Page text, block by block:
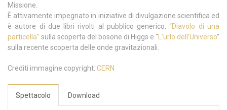
Missione.
È attivamente impegnato in iniziative di divulgazione scientifica ed
è autore di due libri rivolti al pubblico generico,“Diavolo di una
particella” sulla scoperta del bosone di Higgs e “ L’urlo dell’Universo”
sulla recente scoperta delle onde gravitazionali.
Crediti immagine copyright: CERN
Spettacolo Download